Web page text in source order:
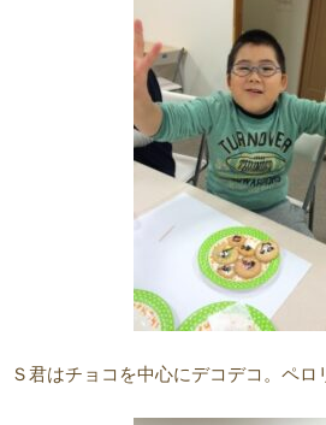
Ｓ君はチョコを中心にデコデコ。ペロ